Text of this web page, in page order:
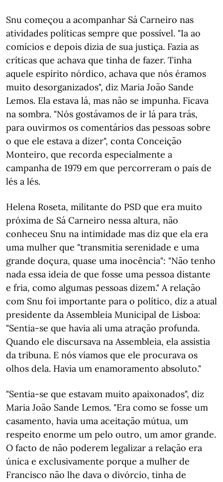
Snu começou a acompanhar Sá Carneiro nas
atividades políticas sempre que possível. "Ia ao
comícios e depois dizia de sua justiça. Fazia as
críticas que achava que tinha de fazer. Tinha
aquele espírito nórdico, achava que nós éramos
muito desorganizados", diz Maria João Sande
Lemos. Ela estava lá, mas não se impunha. Ficava
na sombra. "Nós gostávamos de ir lá para trás,
para ouvirmos os comentários das pessoas sobre
o que ele estava a dizer", conta Conceição
Monteiro, que recorda especialmente a
campanha de 1979 em que percorreram o país de
lés a lés.
Helena Roseta, militante do PSD que era muito
próxima de Sá Carneiro nessa altura, não
conheceu Snu na intimidade mas diz que ela era
uma mulher que "transmitia serenidade e uma
grande doçura, quase uma inocência": "Não tenho
nada essa ideia de que fosse uma pessoa distante
e fria, como algumas pessoas dizem." A relação
com Snu foi importante para o político, diz a atual
presidente da Assembleia Municipal de Lisboa:
"Sentia-se que havia ali uma atração profunda.
Quando ele discursava na Assembleia, ela assistia
da tribuna. E nós víamos que ele procurava os
olhos dela. Havia um enamoramento absoluto."
"Sentia-se que estavam muito apaixonados", diz
Maria João Sande Lemos. "Era como se fosse um
casamento, havia uma aceitação mútua, um
respeito enorme um pelo outro, um amor grande.
O facto de não poderem legalizar a relação era
única e exclusivamente porque a mulher de
Francisco não lhe dava o divórcio, tinha de